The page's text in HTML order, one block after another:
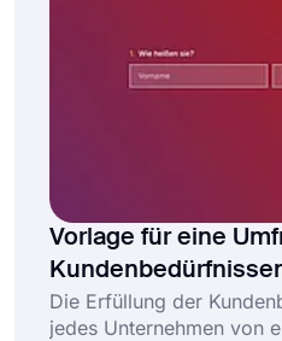
Vorlage für eine
Die Erfüllung der
jedes Unternehmen von